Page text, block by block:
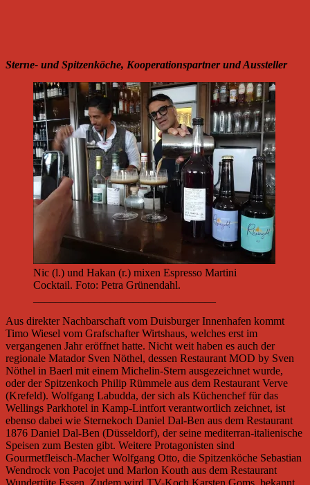
Sterne- und Spitzenköche, Kooperationspartner und Aussteller
Nic (l.) und Hakan (r.) mixen Espresso Martini
Cocktail. Foto: Petra Grünendahl.
Aus direkter Nachbarschaft vom Duisburger Innenhafen kommt
Timo Wiesel vom Grafschafter Wirtshaus, welches erst im
vergangenen Jahr eröffnet hatte. Nicht weit haben es auch der
regionale Matador Sven Nöthel, dessen Restaurant MOD by Sven
Nöthel in Baerl mit einem Michelin-Stern ausgezeichnet wurde,
oder der Spitzenkoch Philip Rümmele aus dem Restaurant Verve
(Krefeld). Wolfgang Labudda, der sich als Küchenchef für das
Wellings Parkhotel in Kamp-Lintfort verantwortlich zeichnet, ist
ebenso dabei wie Sternekoch Daniel Dal-Ben aus dem Restaurant
1876 Daniel Dal-Ben (Düsseldorf), der seine mediterran-italienische
Speisen zum Besten gibt. Weitere Protagonisten sind
Gourmetfleisch-Macher Wolfgang Otto, die Spitzenköche Sebastian
Wendrock von Pacojet und Marlon Kouth aus dem Restaurant